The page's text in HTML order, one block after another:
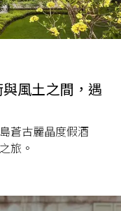
風土之間，遇
蒼古麗晶度假酒
旅。